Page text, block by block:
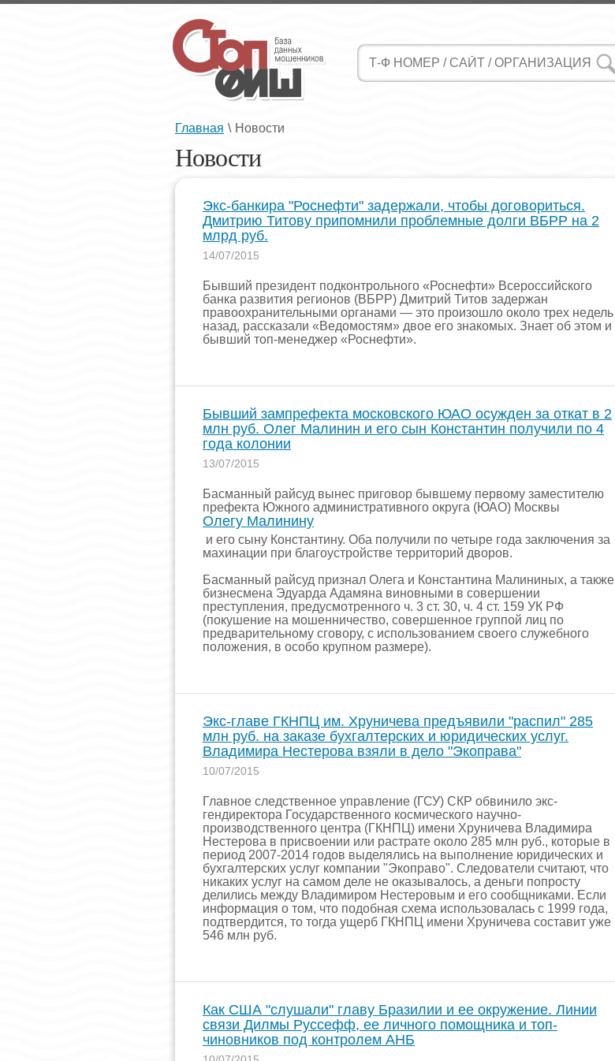
Главная \ Новости
Новости
Экс-банкира "Роснефти" задержали, чтобы договориться.
Дмитрию Титову припомнили проблемные долги ВБРР на 2
млрд руб.
14/07/2015
Бывший президент подконтрольного «Роснефти» Всероссийского
банка развития регионов (ВБРР) Дмитрий Титов задержан
правоохранительными органами — это произошло около трех недель
назад, рассказали «Ведомостям» двое его знакомых. Знает об этом и
бывший топ-менеджер «Роснефти».
Бывший зампрефекта московского ЮАО осужден за откат в 2
млн руб. Олег Малинин и его сын Константин получили по 4
года колонии
13/07/2015
Басманный райсуд вынес приговор бывшему первому заместителю
префекта Южного административного округа (ЮАО) Москвы
Олегу Малинину
и его сыну Константину. Оба получили по четыре года заключения за
махинации при благоустройстве территорий дворов.
Басманный райсуд признал Олега и Константина Малининых, а также
бизнесмена Эдуарда Адамяна виновными в совершении
преступления, предусмотренного ч. 3 ст. 30, ч. 4 ст. 159 УК РФ
(покушение на мошенничество, совершенное группой лиц по
предварительному сговору, с использованием своего служебного
положения, в особо крупном размере).
Экс-главе ГКНПЦ им. Хруничева предъявили "распил" 285
млн руб. на заказе бухгалтерских и юридических услуг.
Владимира Нестерова взяли в дело "Экоправа"
10/07/2015
Главное следственное управление (ГСУ) СКР обвинило экс-
гендиректора Государственного космического научно-
производственного центра (ГКНПЦ) имени Хруничева Владимира
Нестерова в присвоении или растрате около 285 млн руб., которые в
период 2007-2014 годов выделялись на выполнение юридических и
бухгалтерских услуг компании "Экоправо". Следователи считают, что
никаких услуг на самом деле не оказывалось, а деньги попросту
делились между Владимиром Нестеровым и его сообщниками. Если
информация о том, что подобная схема использовалась с 1999 года,
подтвердится, то тогда ущерб ГКНПЦ имени Хруничева составит уже
546 млн руб.
Как США "слушали" главу Бразилии и ее окружение. Линии
связи Дилмы Руссефф, ее личного помощника и топ-
чиновников под контролем АНБ